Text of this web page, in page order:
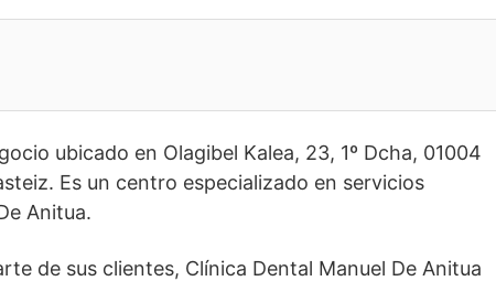
ubicado en Olagibel Kalea, 23, 1º Dcha, 01004
Es un centro especializado en servicios
Anitua.
de sus clientes, Clínica Dental Manuel De Anitua